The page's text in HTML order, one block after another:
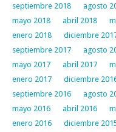
septiembre 2018
agosto
mayo 2018
abril 2018
enero 2018
diciembre
septiembre 2017
agosto
mayo 2017
abril 2017
enero 2017
diciembre
septiembre 2016
agosto
mayo 2016
abril 2016
enero 2016
diciembre